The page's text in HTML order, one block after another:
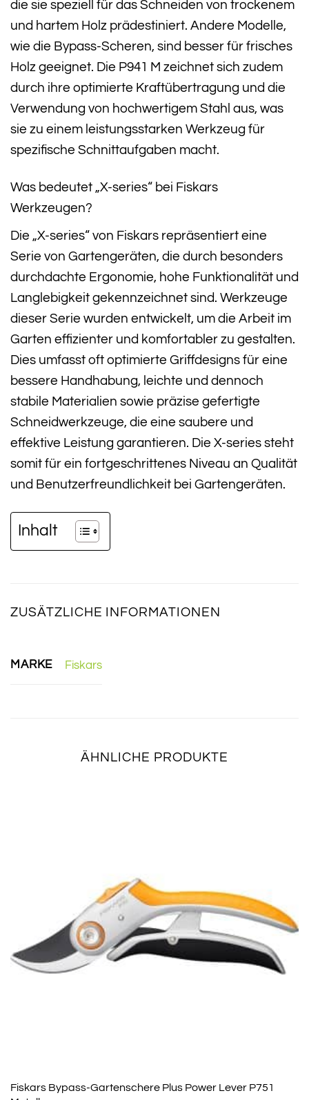
die sie speziell für das Schneiden von trockenem
und hartem Holz prädestiniert. Andere Modelle,
wie die Bypass-Scheren, sind besser für frisches
Holz geeignet. Die P941 M zeichnet sich zudem
durch ihre optimierte Kraftübertragung und die
Verwendung von hochwertigem Stahl aus, was
sie zu einem leistungsstarken Werkzeug für
spezifische Schnittaufgaben macht.
Was bedeutet „X-series“ bei Fiskars
Werkzeugen?
Die „X-series“ von Fiskars repräsentiert eine
Serie von Gartengeräten, die durch besonders
durchdachte Ergonomie, hohe Funktionalität und
Langlebigkeit gekennzeichnet sind. Werkzeuge
dieser Serie wurden entwickelt, um die Arbeit im
Garten effizienter und komfortabler zu gestalten.
Dies umfasst oft optimierte Griffdesigns für eine
bessere Handhabung, leichte und dennoch
stabile Materialien sowie präzise gefertigte
Schneidwerkzeuge, die eine saubere und
effektive Leistung garantieren. Die X-series steht
somit für ein fortgeschrittenes Niveau an Qualität
und Benutzerfreundlichkeit bei Gartengeräten.
Inhalt
ZUSÄTZLICHE INFORMATIONEN
MARKE Fiskars
ÄHNLICHE PRODUKTE
Fiskars Bypass-Gartenschere Plus Power Lever P751